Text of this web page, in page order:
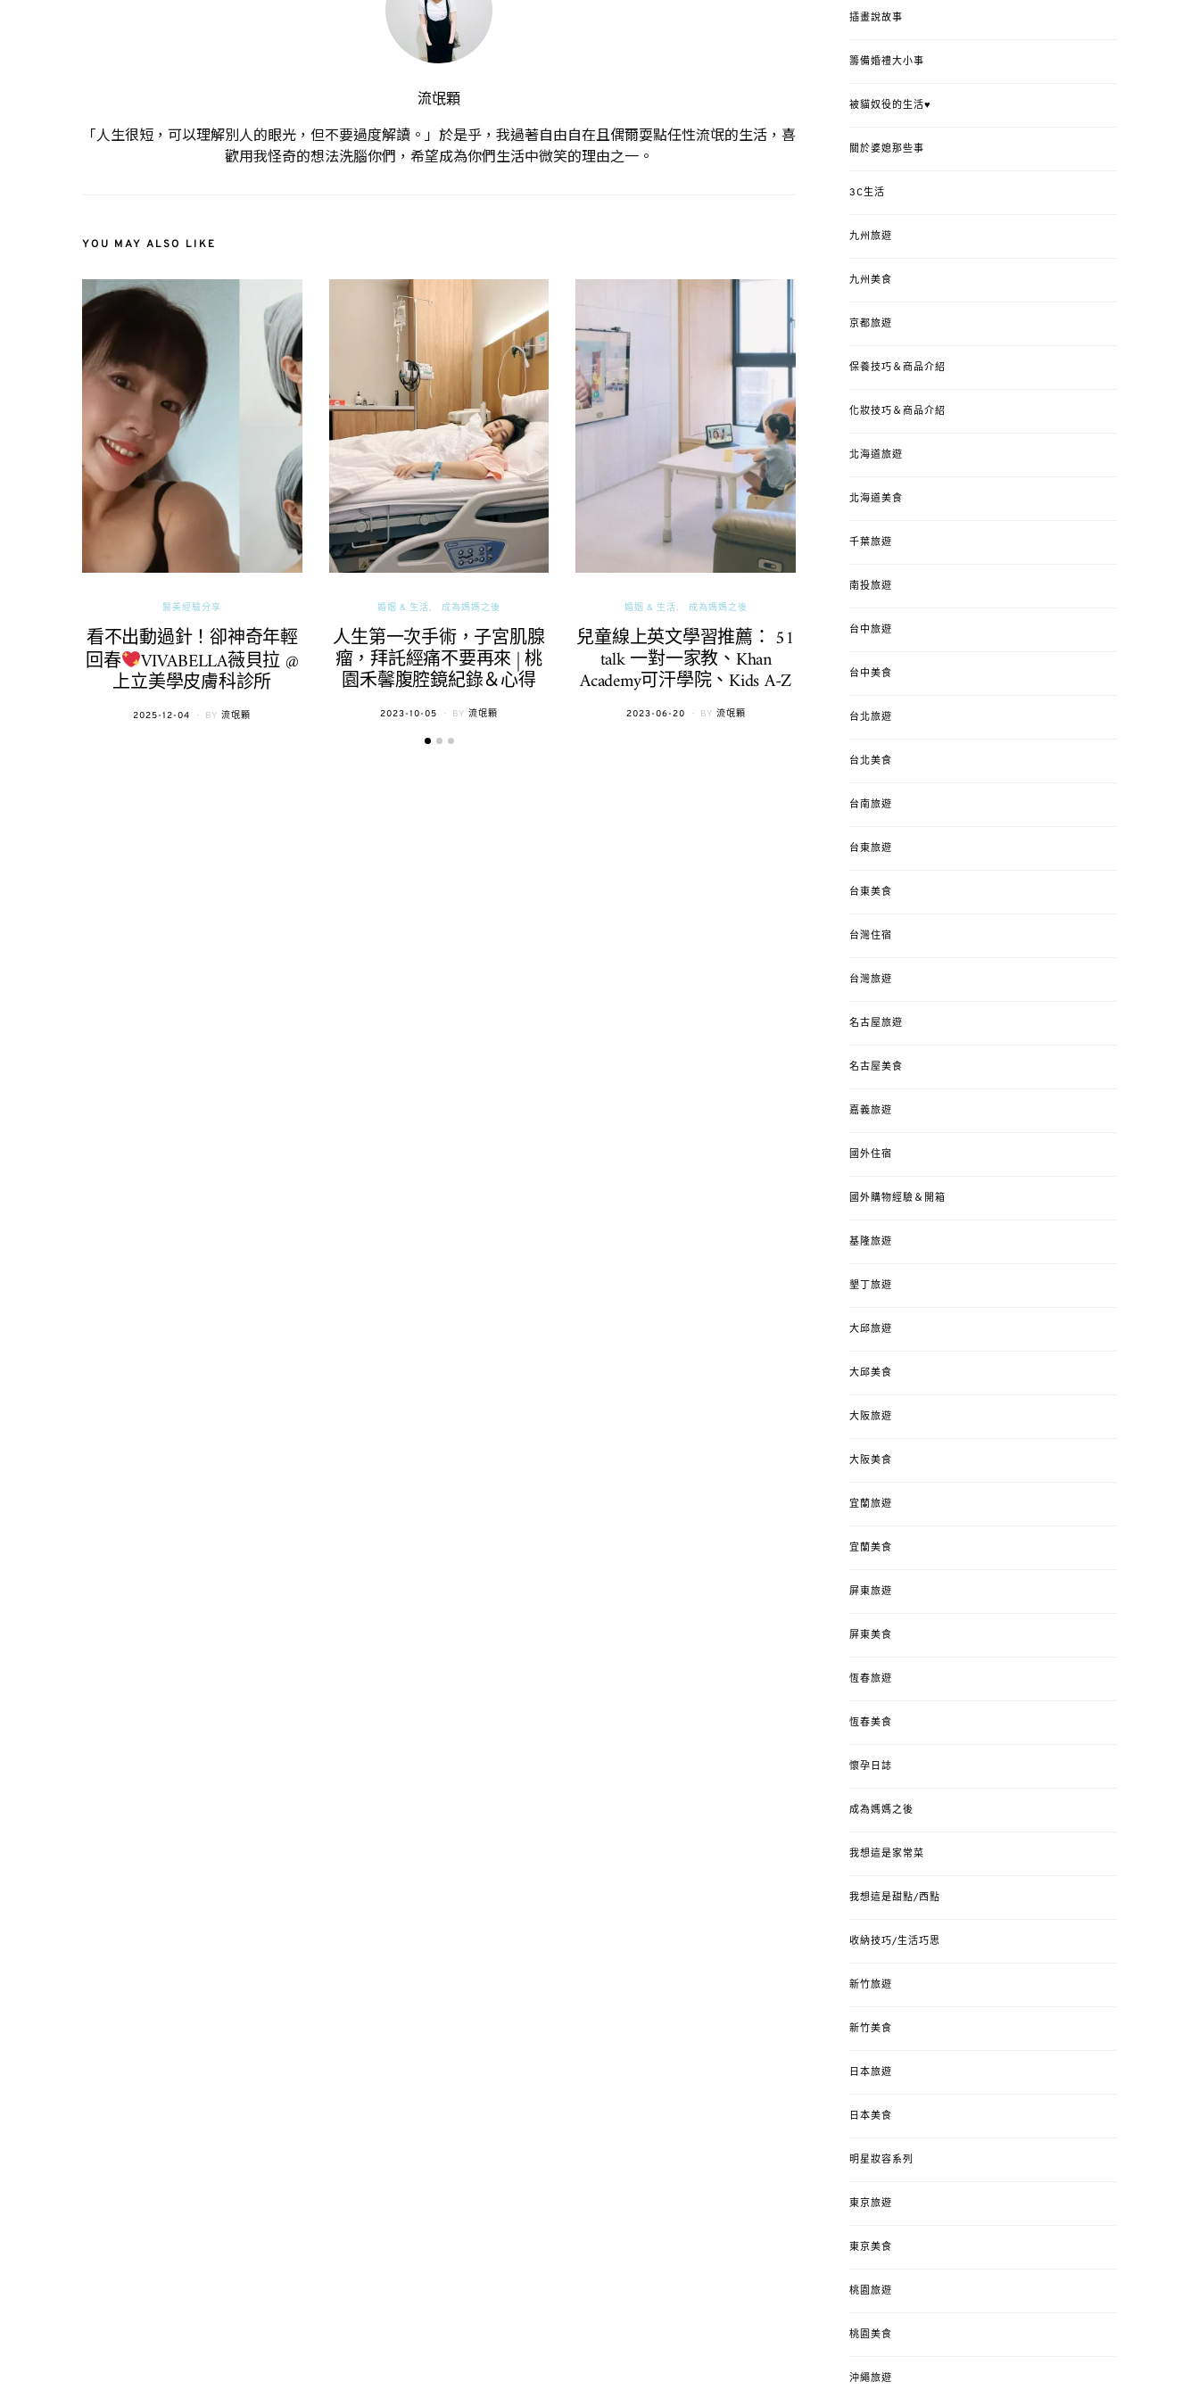
流氓顆
「人生很短，可以理解別人的眼光，但不要過度解讀。」於是乎，我過著自由自在且偶爾耍點任性流氓的生活，喜
歡用我怪奇的想法洗腦你們，希望成為你們生活中微笑的理由之一。
YOU MAY ALSO LIKE
醫美經驗分享
看不出動過針！卻神奇年輕
回春 VIVABELLA薇貝拉 @
上立美學皮膚科診所
POSTED
2025-12-04 BY 流氓顆
婚姻 & 生活 成為媽媽之後
人生第一次手術，子宮肌腺
瘤，拜託經痛不要再來 | 桃
園禾馨腹腔鏡紀錄＆心得
POSTED
2023-10-05 BY 流氓顆
婚姻 & 生活 成為媽媽之後
兒童線上英文學習推薦： 51
talk 一對一家教、Khan
Academy可汗學院、Kids A-Z
POSTED
2023-06-20 BY 流氓顆
4y3m ：視力檢查、練習犯
錯、認識華德福
插畫說故事
籌備婚禮大小事
被貓奴役的生活♥
關於婆媳那些事
3C生活
九州旅遊
九州美食
京都旅遊
保養技巧＆商品介紹
化妝技巧＆商品介紹
北海道旅遊
北海道美食
千葉旅遊
南投旅遊
台中旅遊
台中美食
台北旅遊
台北美食
台南旅遊
台東旅遊
台東美食
台灣住宿
台灣旅遊
名古屋旅遊
名古屋美食
嘉義旅遊
國外住宿
國外購物經驗＆開箱
基隆旅遊
墾丁旅遊
大邱旅遊
大邱美食
大阪旅遊
大阪美食
宜蘭旅遊
宜蘭美食
屏東旅遊
屏東美食
恆春旅遊
恆春美食
懷孕日誌
成為媽媽之後
我想這是家常菜
我想這是甜點/西點
收納技巧/生活巧思
新竹旅遊
新竹美食
日本旅遊
日本美食
明星妝容系列
東京旅遊
東京美食
桃園旅遊
桃園美食
沖繩旅遊